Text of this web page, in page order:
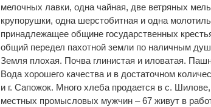
мелочных лавки, одна чайная, две ветряных
крупорушки, одна шерстобитная и одна
принадлежащее общине государственных
общий передел пахотной земли по наличным
Земля плохая. Почва глинистая и иловатая.
Вода хорошего качества и в достаточном
и г. Сапожок. Много хлеба продается в с.
местных промысловых мужчин – 67 живут в